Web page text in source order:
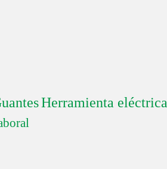
Herramienta eléctrica